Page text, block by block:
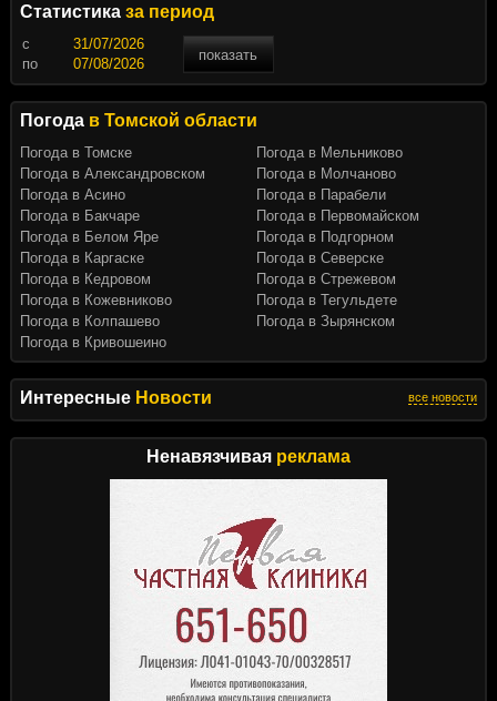
Интересные Новости все новости
Ненавязчивая реклама
Статистика за период
c
показать
по
Погода в Томской области
Погода в Томске
Погода в Александровском
Погода в Асино
Погода в Бакчаре
Погода в Белом Яре
Погода в Каргаске
Погода в Кедровом
Погода в Кожевниково
Погода в Колпашево
Погода в Кривошеино
Погода в Мельниково
Погода в Молчаново
Погода в Парабели
Погода в Первомайском
Погода в Подгорном
Погода в Северске
Погода в Стрежевом
Погода в Тегульдете
Погода в Зырянском